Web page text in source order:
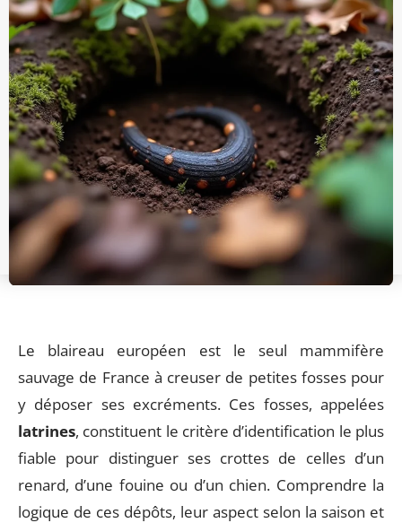
Le blaireau européen est le seul mammifère
sauvage de France à creuser de petites fosses pour
y déposer ses excréments. Ces fosses, appelées
latrines, constituent le critère d’identification le plus
fiable pour distinguer ses crottes de celles d’un
renard, d’une fouine ou d’un chien. Comprendre la
logique de ces dépôts, leur aspect selon la saison et